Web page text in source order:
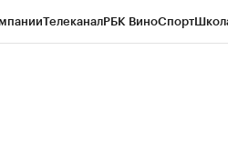
ТелеканалРБК ВиноСпорт